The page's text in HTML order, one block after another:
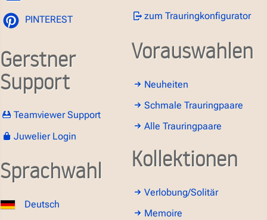
PINTEREST
Gerstner
Support
Teamviewer Support
Juwelier Login
Sprachwahl
Deutsch
zum Trauringkonfigurator
Vorauswahlen
Neuheiten
Schmale Trauringpaare
Alle Trauringpaare
Kollektionen
Verlobung/Solitär
Memoire